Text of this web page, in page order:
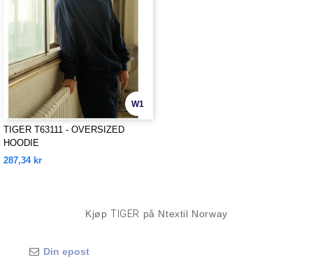
W1
TIGER T63111 - OVERSIZED
HOODIE
287,34 kr
KjøpTIGER på Ntextil Norway